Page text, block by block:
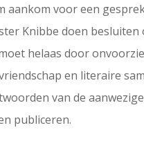
aankom voor een
Knibbe doen
helaas door
en literaire
van de
publiceren.